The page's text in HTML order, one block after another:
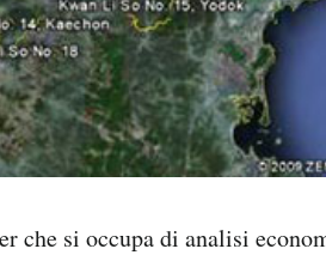
che si occupa di analisi